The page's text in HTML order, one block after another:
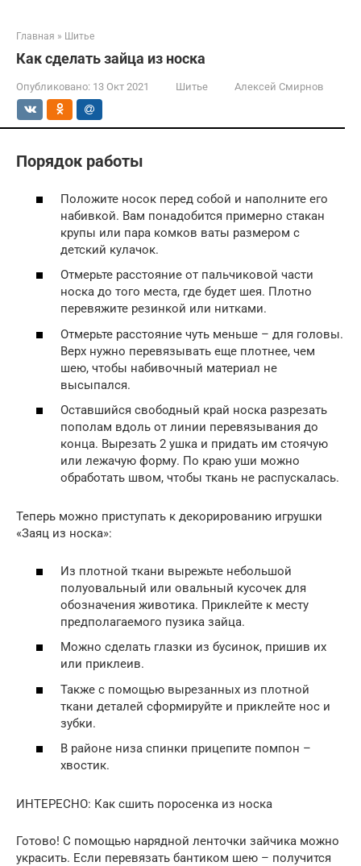
Главная » Шитье
Как сделать зайца из носка
Опубликовано: 13 Окт 2021 Шитье Алексей Смирнов
Порядок работы
Положите носок перед собой и наполните его
набивкой. Вам понадобится примерно стакан
крупы или пара комков ваты размером с
детский кулачок.
Отмерьте расстояние от пальчиковой части
носка до того места, где будет шея. Плотно
перевяжите резинкой или нитками.
Отмерьте расстояние чуть меньше – для головы.
Верх нужно перевязывать еще плотнее, чем
шею, чтобы набивочный материал не
высыпался.
Оставшийся свободный край носка разрезать
пополам вдоль от линии перевязывания до
конца. Вырезать 2 ушка и придать им стоячую
или лежачую форму. По краю уши можно
обработать швом, чтобы ткань не распускалась.
Теперь можно приступать к декорированию игрушки
«Заяц из носка»:
Из плотной ткани вырежьте небольшой
полуовальный или овальный кусочек для
обозначения животика. Приклейте к месту
предполагаемого пузика зайца.
Можно сделать глазки из бусинок, пришив их
или приклеив.
Также с помощью вырезанных из плотной
ткани деталей сформируйте и приклейте нос и
зубки.
В районе низа спинки прицепите помпон –
хвостик.
ИНТЕРЕСНО: Как сшить поросенка из носка
Готово! С помощью нарядной ленточки зайчика можно
украсить. Если перевязать бантиком шею – получится